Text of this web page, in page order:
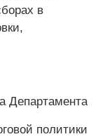
в
Департамента
политики